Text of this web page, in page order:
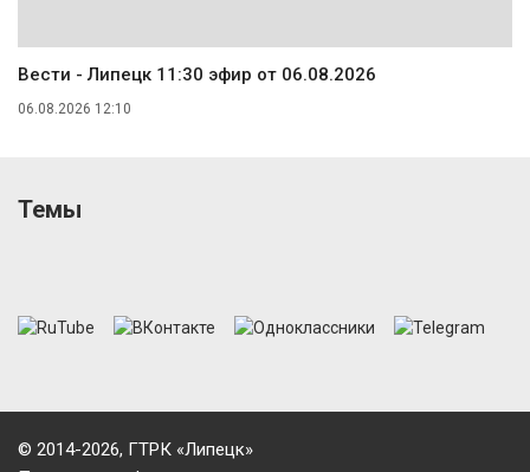
Вести - Липецк 11:30 эфир от 06.08.2026
06.08.2026 12:10
Темы
© 2014-2026, ГТРК «Липецк»